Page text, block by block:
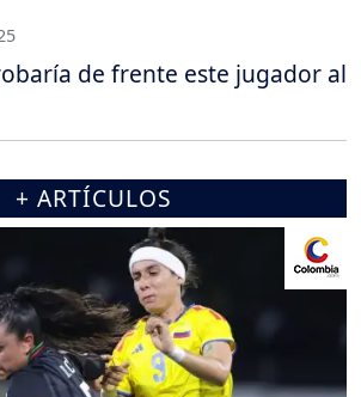
de frente este jugador al
+ ARTÍCULOS